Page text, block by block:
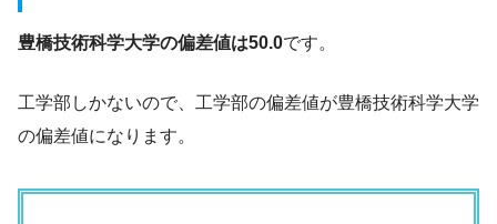
豊橋技術科学大学の偏差値は50.0です。
工学部しかないので、工学部の偏差値が豊橋技術科学大学
の偏差値になります。